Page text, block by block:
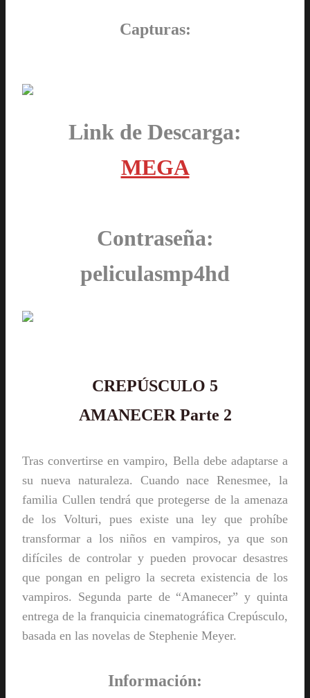
Capturas:
Link de Descarga:
MEGA
Contraseña:
peliculasmp4hd
CREPÚSCULO 5
AMANECER Parte 2
Tras convertirse en vampiro, Bella debe adaptarse a
su nueva naturaleza. Cuando nace Renesmee, la
familia Cullen tendrá que protegerse de la amenaza
de los Volturi, pues existe una ley que prohíbe
transformar a los niños en vampiros, ya que son
difíciles de controlar y pueden provocar desastres
que pongan en peligro la secreta existencia de los
vampiros. Segunda parte de “Amanecer” y quinta
entrega de la franquicia cinematográfica Crepúsculo,
basada en las novelas de Stephenie Meyer.
Información: